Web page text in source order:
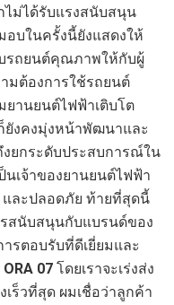
ไม่ได้รับแรงสนับสนุน
บในครั้งนี้ยังแสดงให้
รถยนต์คุณภาพให้กับผู้
มต้องการใช้รถยนต์
านยนต์ไฟฟ้าเติบโต
ยังคงมุ่งหน้าพัฒนาและ
ยกระดับประสบการณ์ใน
เจ้าของยานยนต์ไฟฟ้า
ละปลอดภัย ท้ายที่สุดนี้
นับสนุนกับแบรนด์ของ
รตอบรับที่ดีเยี่ยมและ
ORA 07 โดยเราจะเร่งส่ง
ร็วที่สุด ผมเชื่อว่าลูกค้า